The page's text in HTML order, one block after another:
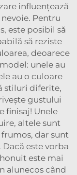
influențează
Pentru
este posibil să
să reziste
deoarece
unele au
au o culoare
stiluri diferite,
gustului
finisaj! Unele
altele sunt
dar sunt
este vorba
este mai
alunecos când